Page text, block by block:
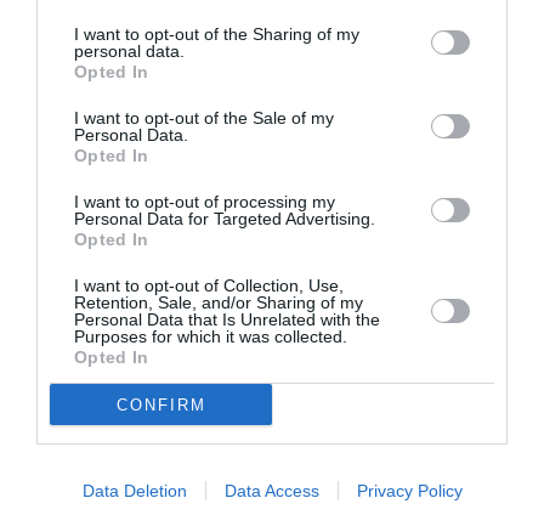
I want to opt-out of the Sharing of my
personal data.
Opted In
I want to opt-out of the Sale of my
Personal Data.
Opted In
I want to opt-out of processing my
Personal Data for Targeted Advertising.
Opted In
I want to opt-out of Collection, Use,
Retention, Sale, and/or Sharing of my
Personal Data that Is Unrelated with the
Purposes for which it was collected.
Opted In
CONFIRM
Data Deletion Data Access Privacy Policy
Newsletter
Κάθε βδομάδα στο e-mail σας τα τελευταία νέα για
την Τέχνη και τον Πολιτισμό!
Σχετικά Άρθρα